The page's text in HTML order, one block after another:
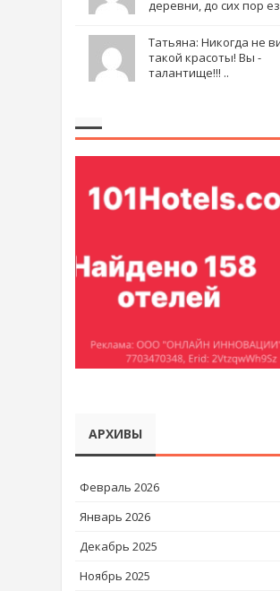
деревни, до сих пор ез
Татьяна: Никогда не
такой красоты! Вы -
талантище!!! ..
АРХИВЫ
Февраль 2026
Январь 2026
Декабрь 2025
Ноябрь 2025